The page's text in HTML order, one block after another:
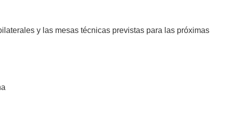
y las mesas técnicas previstas para las próximas